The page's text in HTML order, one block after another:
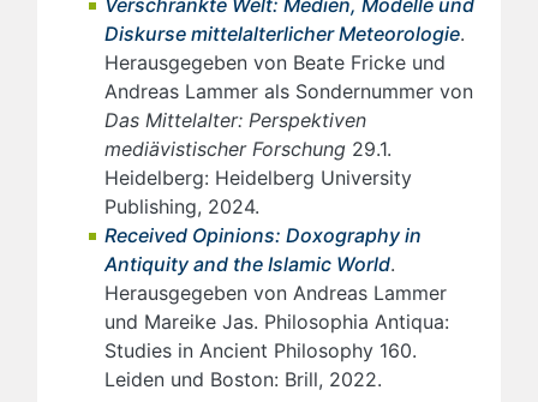
Verschränkte Welt: Medien, Modelle und
Diskurse mittelalterlicher Meteorologie.
Herausgegeben von Beate Fricke und
Andreas Lammer als Sondernummer von
Das Mittelalter: Perspektiven
mediävistischer Forschung 29.1.
Heidelberg: Heidelberg University
Publishing, 2024.
Received Opinions: Doxography in
Antiquity and the Islamic World.
Herausgegeben von Andreas Lammer
und Mareike Jas. Philosophia Antiqua:
Studies in Ancient Philosophy 160.
Leiden und Boston: Brill, 2022.